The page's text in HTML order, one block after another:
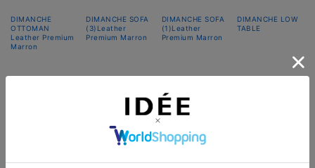
DIMANCHE
OTTOMAN
Leather Premium
Marron
DIMANCHE SOFA
(3)Leather
Premium Marron
DIMANCHE SOFA
(1)Leather
Premium Marron
DIMANCHE LOW
TABLE